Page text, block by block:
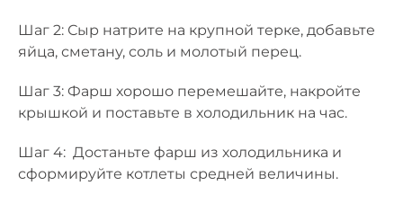
Шаг 2: Сыр натрите на крупной терке, добавьте
яйца, сметану, соль и молотый перец.
Шаг 3: Фарш хорошо перемешайте, накройте
крышкой и поставьте в холодильник на час.
Шаг 4: Достаньте фарш из холодильника и
сформируйте котлеты средней величины.